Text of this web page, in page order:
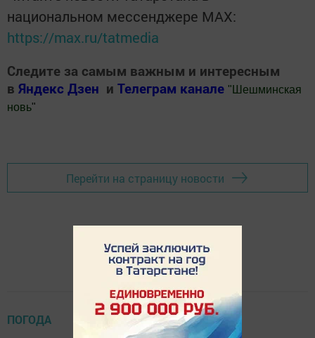
национальном мессенджере MАХ:
https://max.ru/tatmedia
Следите за самым важным и интересным
в Яндекс Дзен и Телеграм канале " Шешминская
новь"
Перейти на страницу новости
ПОГОДА